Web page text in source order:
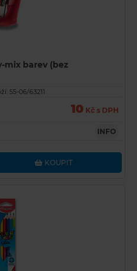
mix barev (bez
55-06/63211
10 Kč s DPH
INFO
KOUPIT